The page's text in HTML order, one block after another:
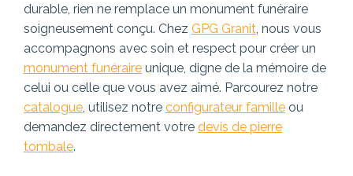
durable, rien ne remplace un monument funéraire
soigneusement conçu. Chez GPG Granit, nous vous
accompagnons avec soin et respect pour créer un
monument funéraire unique, digne de la mémoire de
celui ou celle que vous avez aimé. Parcourez notre
catalogue, utilisez notre configurateur famille ou
demandez directement votre devis de pierre
tombale.